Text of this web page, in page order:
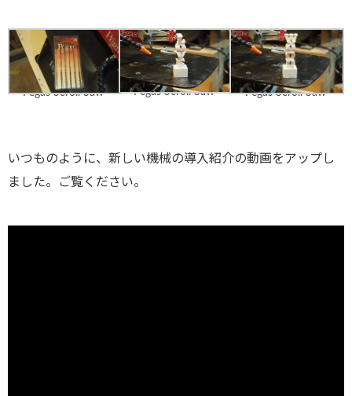
Pegas Scroll Saw Pegas Scroll Saw Pegas Scroll Saw
いつものように、新しい機械の導入紹介の動画をアップし
ました。ご覧ください。